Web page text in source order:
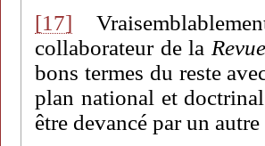
[17]
collaborateur de la
bons termes du reste
plan national et
être devancé par un